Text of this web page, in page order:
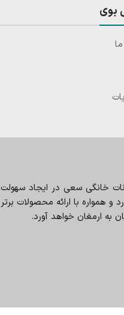
بوی
خانگی سعی در ایجاد سهولت
همواره با ارائه محصولات برتر
به ارمغان خواهد آورد.